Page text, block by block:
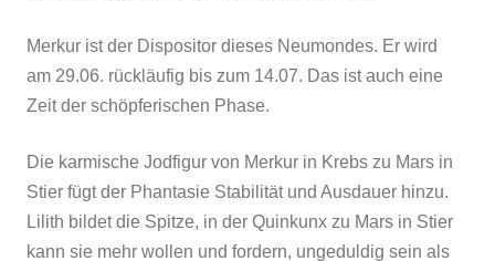
Merkur ist der Dispositor dieses Neumondes. Er wird
am 29.06. rückläufig bis zum 14.07. Das ist auch eine
Zeit der schöpferischen Phase.
Die karmische Jodfigur von Merkur in Krebs zu Mars in
Stier fügt der Phantasie Stabilität und Ausdauer hinzu.
Lilith bildet die Spitze, in der Quinkunx zu Mars in Stier
kann sie mehr wollen und fordern, ungeduldig sein als